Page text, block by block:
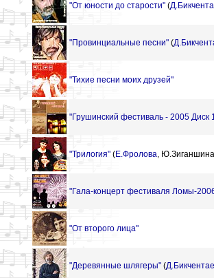
"От юности до старости" (
"Провинциальные песни" (
"Тихие песни моих друзей"
"Грушинский фестиваль - 2005 Диск
"Трилогия" (Е.Фролова,
"Гала-концерт фестиваля Ломы-2006
"От второго лица"
"Деревянные шлягеры" (